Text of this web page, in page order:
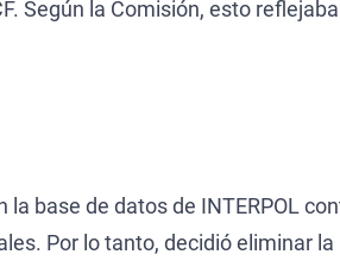
Según la Comisión, esto
base de datos de INTERPOL
Por lo tanto, decidió eliminar